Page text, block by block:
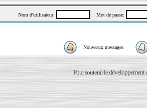
Nom d'utilisateur: Mot de passe:
Nouveaux messages
Pour soutenir le développement